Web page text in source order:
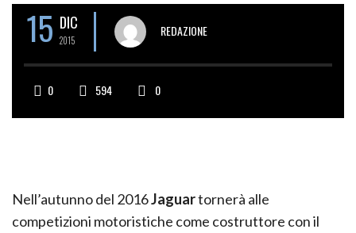
15 DIC
2015
REDAZIONE
0 594 0
Nell’autunno del 2016Jaguartornerà alle
competizioni motoristiche come costruttore con il